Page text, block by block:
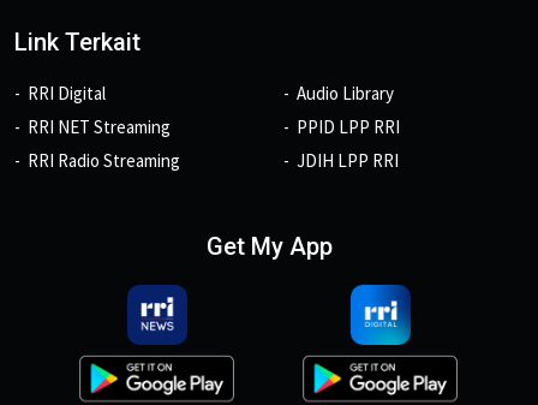
Link Terkait
RRI Digital
RRI NET Streaming
RRI Radio Streaming
Audio Library
PPID LPP RRI
JDIH LPP RRI
Get My App